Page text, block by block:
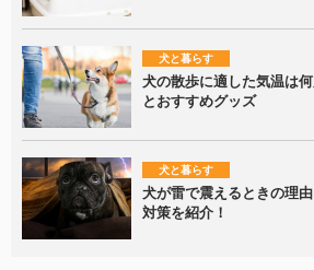
犬と暮らす
犬の散歩に適した気温は
とおすすめグッズ
犬と暮らす
犬が雷で震えるときの理
対策を紹介！